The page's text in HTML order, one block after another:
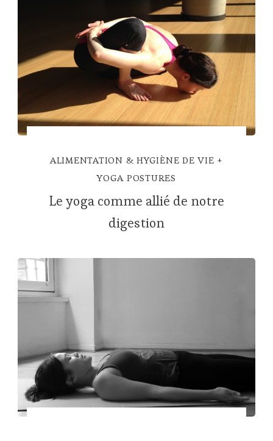
ALIMENTATION & HYGIÈNE DE VIE
YOGA POSTURES
Le yoga comme allié de notre
digestion